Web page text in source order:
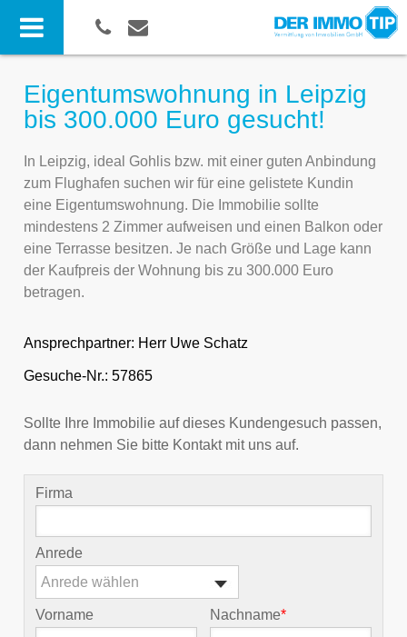
Eigentumswohnung in Leipzig
bis 300.000 Euro gesucht!
In Leipzig, ideal Gohlis bzw. mit einer guten Anbindung
zum Flughafen suchen wir für eine gelistete Kundin
eine Eigentumswohnung. Die Immobilie sollte
mindestens 2 Zimmer aufweisen und einen Balkon oder
eine Terrasse besitzen. Je nach Größe und Lage kann
der Kaufpreis der Wohnung bis zu 300.000 Euro
betragen.
Ansprechpartner: Herr Uwe Schatz
Gesuche-Nr.: 57865
Sollte Ihre Immobilie auf dieses Kundengesuch passen,
dann nehmen Sie bitte Kontakt mit uns auf.
Firma
Anrede
Anrede wählen
Vorname Nachname*